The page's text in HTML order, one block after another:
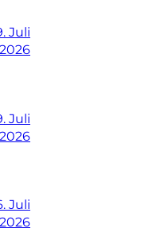
Juli
2026
Juli
2026
Juli
2026